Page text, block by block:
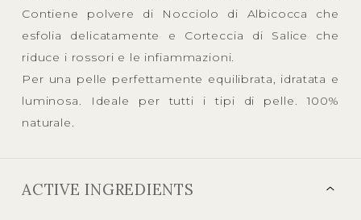
Contiene polvere di Nocciolo di Albicocca che
esfolia delicatamente e Corteccia di Salice che
riduce i rossori e le infiammazioni.
Per una pelle perfettamente equilibrata, idratata e
luminosa. Ideale per tutti i tipi di pelle. 100%
naturale.
ACTIVE INGREDIENTS